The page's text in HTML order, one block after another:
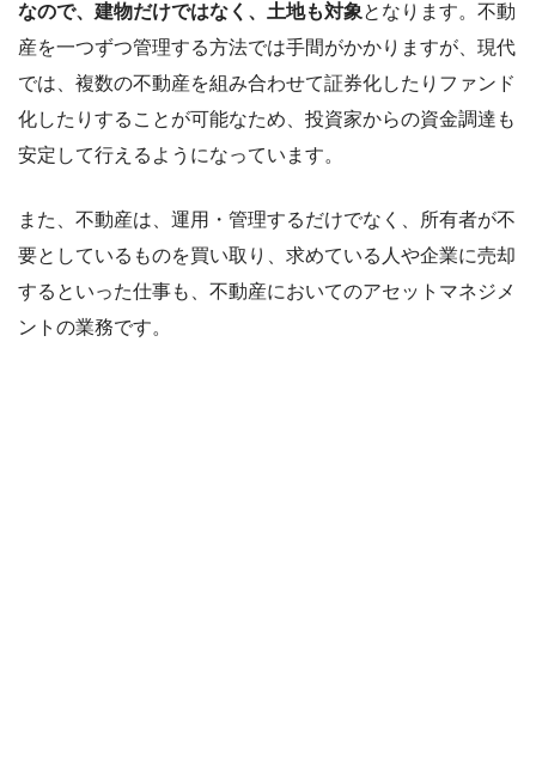
なので、建物だけではなく、土地も対象となります。不動
産を一つずつ管理する方法では手間がかかりますが、現代
では、複数の不動産を組み合わせて証券化したりファンド
化したりすることが可能なため、投資家からの資金調達も
安定して行えるようになっています。
また、不動産は、運用・管理するだけでなく、所有者が不
要としているものを買い取り、求めている人や企業に売却
するといった仕事も、不動産においてのアセットマネジメ
ントの業務です。